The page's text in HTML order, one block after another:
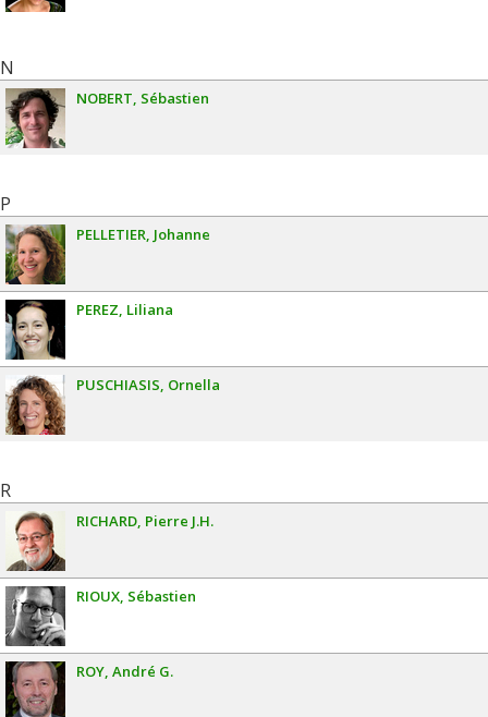
N
NOBERT Sébastien
P
PELLETIER Johanne
PEREZ Liliana
PUSCHIASIS Ornella
R
RICHARD Pierre J.H.
RIOUX Sébastien
ROY André G.